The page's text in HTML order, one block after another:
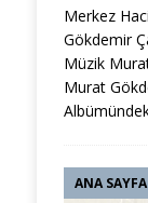
Merkez
Gökdemir
Müzik
Murat
ANA SAYFA